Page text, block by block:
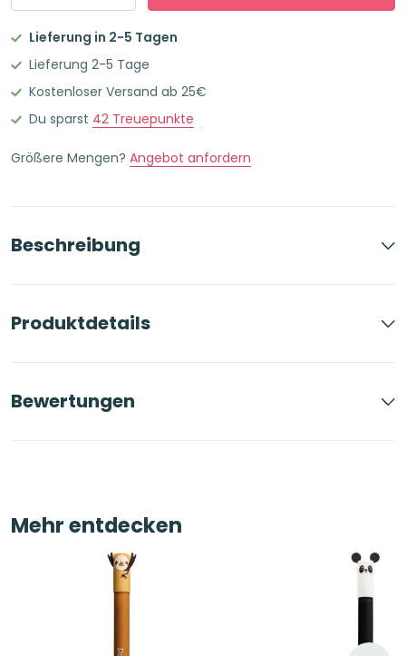
Farb-
Kugelschreiber
mit
10
Menge
Lieferung in 2-5 Tagen
Lieferung 2-5 Tage
Kostenloser Versand ab 25€
Du sparst 42 Treuepunkte
Größere Mengen? Angebot anfordern
Beschreibung
Produktdetails
Bewertungen
Mehr entdecken